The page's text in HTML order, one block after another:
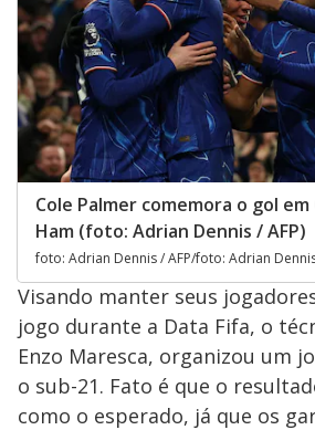
Cole Palmer comemora o gol
Ham (foto: Adrian Dennis / AFP)
foto: Adrian Dennis / AFP/foto: Adrian
Visando manter seus
jogo durante a Data Fifa, o
Enzo Maresca, organizou um
o sub-21. Fato é que o
como o esperado, já que os